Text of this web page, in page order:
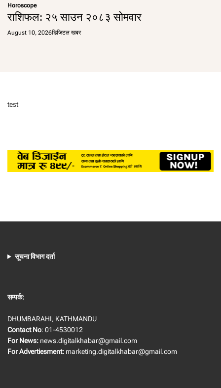
Horoscope
राशिफल: २५ साउन २०८३ सोमवार
August 10, 2026डिजिटल खबर
test
सूचना विभाग दर्ता
सम्पर्क:
DHUMBARAHI, KATHMANDU
Contact No: 01-4530012
For News: news.digitalkhabar@gmail.com
For Advertiesment: marketing.digitalkhabar@gmail.com